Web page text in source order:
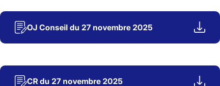
OJ Conseil du 27 novembre 2025
CR du 27 novembre 2025